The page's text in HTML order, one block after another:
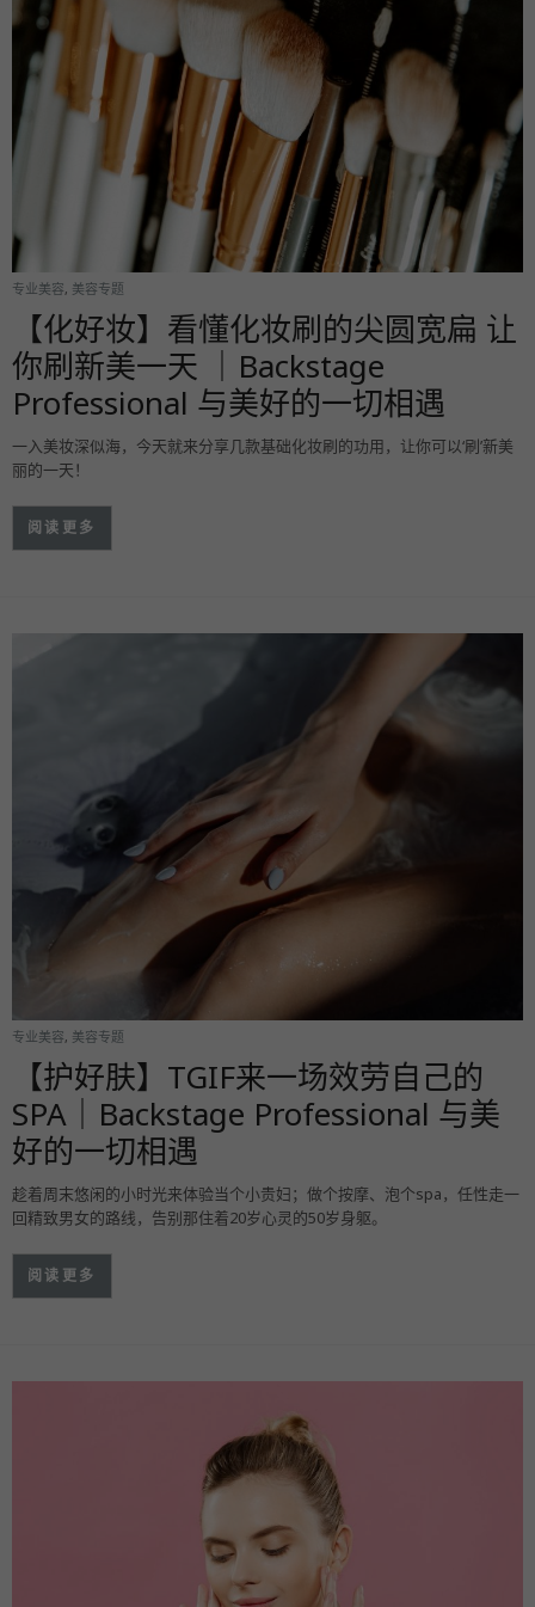
专业美容, 美容专题
【化好妆】看懂化妆刷的尖圆宽扁 让
你刷新美一天 ｜Backstage
Professional 与美好的一切相遇
一入美妆深似海，今天就来分享几款基础化妆刷的功用，让你可以‘刷’新美
丽的一天！
阅读更多
专业美容, 美容专题
【护好肤】TGIF来一场效劳自己的
SPA｜Backstage Professional 与美
好的一切相遇
趁着周末悠闲的小时光来体验当个小贵妇；做个按摩、泡个spa，任性走一
回精致男女的路线，告别那住着20岁心灵的50岁身躯。
阅读更多